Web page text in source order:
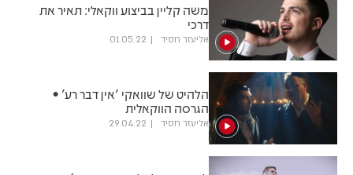
משה קליין בביצוע ווקאלי: תאיר את
דרכי
אליעזר חסיד 01.05.22
הלהיט של שוואקי 'אין דבר רע' •
הגרסה הווקאלית
אליעזר חסיד 29.04.22